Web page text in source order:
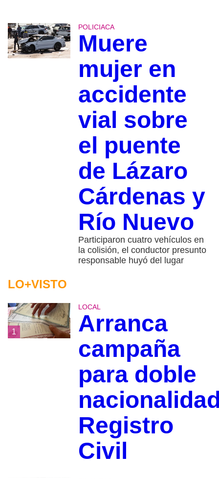
POLICIACA
Muere
mujer en
accidente
vial sobre
el puente
de Lázaro
Cárdenas y
Río Nuevo
Participaron cuatro vehículos en
la colisión, el conductor presunto
responsable huyó del lugar
LO+VISTO
1
LOCAL
Arranca
campaña
para doble
Registro
Civil